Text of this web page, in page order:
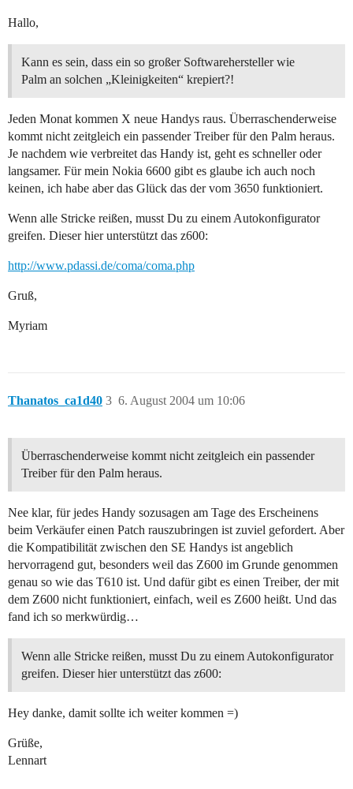
Hallo,
Kann es sein, dass ein so großer Softwarehersteller wie
Palm an solchen „Kleinigkeiten“ krepiert?!
Jeden Monat kommen X neue Handys raus. Überraschenderweise
kommt nicht zeitgleich ein passender Treiber für den Palm heraus.
Je nachdem wie verbreitet das Handy ist, geht es schneller oder
langsamer. Für mein Nokia 6600 gibt es glaube ich auch noch
keinen, ich habe aber das Glück das der vom 3650 funktioniert.
Wenn alle Stricke reißen, musst Du zu einem Autokonfigurator
greifen. Dieser hier unterstützt das z600:
http://www.pdassi.de/coma/coma.php
Gruß,
Myriam
Thanatos_ca1d40 6. August 2004 um 10:06
3
Überraschenderweise kommt nicht zeitgleich ein passender
Treiber für den Palm heraus.
Nee klar, für jedes Handy sozusagen am Tage des Erscheinens
beim Verkäufer einen Patch rauszubringen ist zuviel gefordert. Aber
die Kompatibilität zwischen den SE Handys ist angeblich
hervorragend gut, besonders weil das Z600 im Grunde genommen
genau so wie das T610 ist. Und dafür gibt es einen Treiber, der mit
dem Z600 nicht funktioniert, einfach, weil es Z600 heißt. Und das
fand ich so merkwürdig…
Wenn alle Stricke reißen, musst Du zu einem Autokonfigurator
greifen. Dieser hier unterstützt das z600:
Hey danke, damit sollte ich weiter kommen =)
Grüße,
Lennart